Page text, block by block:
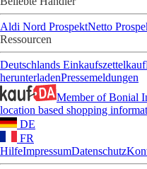
Aldi Nord ProspektNetto
Ressourcen
Deutschlands Einkaufszettel
herunterladenPressemeldungen
Member of Bonial
location based shopping
DE
FR
HilfeImpressumDatenschutz